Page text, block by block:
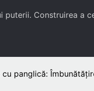
Construirea a
cu panglică: